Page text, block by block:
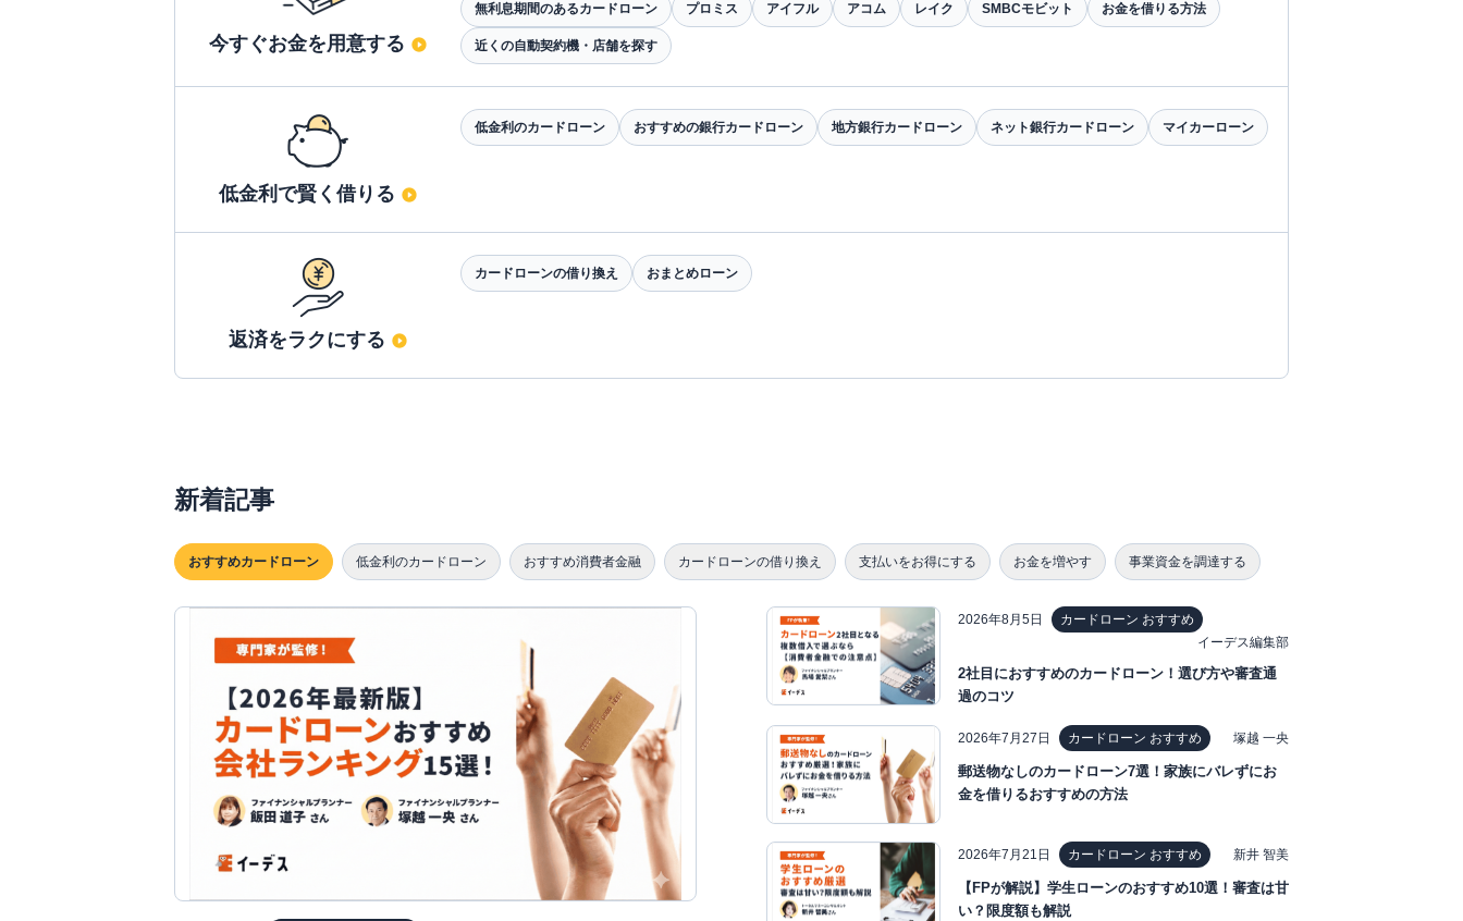
今すぐお金を用意する
無利息期間のあるカードローン プロミス アイフル アコム レイク SMBCモビット お金を借りる方法
近くの自動契約機・店舗を探す
低金利で賢く借りる
低金利のカードローン おすすめの銀行カードローン 地方銀行カードローン ネット銀行カードローン マイカーローン
返済をラクにする
カードローンの借り換え おまとめローン
新着記事
おすすめカードローン 低金利のカードローン おすすめ消費者金融 カードローンの借り換え 支払いをお得にする お金を増やす 事業資金を調達する
2026年8月5日
カードローン おすすめ
イーデス編集部
2社目におすすめのカードローン！選び方や審査通
過のコツ
2026年7月27日 カードローン おすすめ 塚越 一央
郵送物なしのカードローン7選！家族にバレずにお
金を借りるおすすめの方法
2026年7月21日 カードローン おすすめ 新井 智美
【FPが解説】学生ローンのおすすめ10選！審査は甘
い？限度額も解説